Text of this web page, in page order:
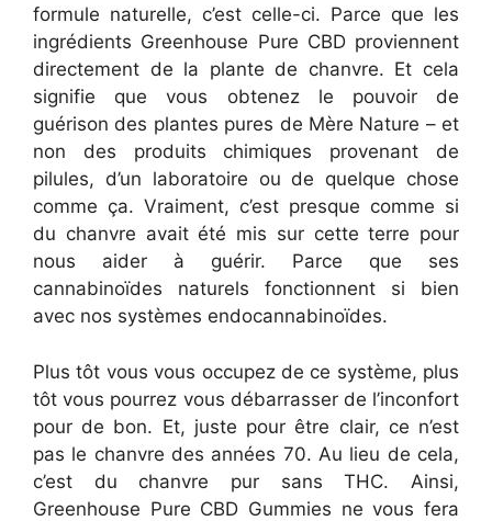
formule naturelle, c’est celle-ci. Parce que les
ingrédients Greenhouse Pure CBD proviennent
directement de la plante de chanvre. Et cela
signifie que vous obtenez le pouvoir de
guérison des plantes pures de Mère Nature – et
non des produits chimiques provenant de
pilules, d’un laboratoire ou de quelque chose
comme ça. Vraiment, c’est presque comme si
du chanvre avait été mis sur cette terre pour
nous aider à guérir. Parce que ses
cannabinoïdes naturels fonctionnent si bien
avec nos systèmes endocannabinoïdes.
Plus tôt vous vous occupez de ce système, plus
tôt vous pourrez vous débarrasser de l’inconfort
pour de bon. Et, juste pour être clair, ce n’est
pas le chanvre des années 70. Au lieu de cela,
c’est du chanvre pur sans THC. Ainsi,
Greenhouse Pure CBD Gummies ne vous fera